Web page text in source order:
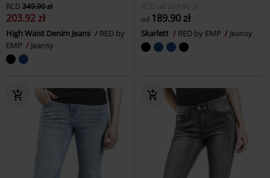
RCD 349.90 zł
203.92 zł
High Waist Denim Jeans
RED by
EMP
Jeansy
RCD
od 269.90 zł
od 189.90 zł
Skarlett RED by EMP Jeansy